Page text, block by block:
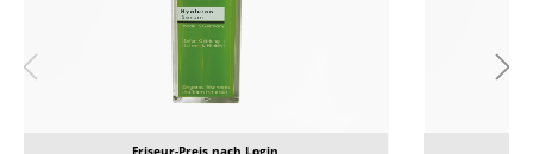
Friseur-Preis nach Login